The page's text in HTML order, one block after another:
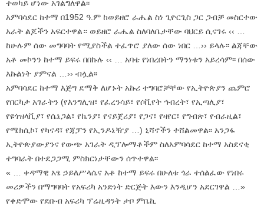
ተወካይ ሆነው አገልግለዋል፡፡
አምባሳደር ከተማ በ1952 ዓ.ም ከወይዘሮ ራሔል ስነ ጊዮርጊስ ጋር ጋብቻ መስርተው
አራት ልጆችን አፍርተዋል። ወይዘሮ ራሔል ስለባለቤታቸው ባህርይ ሲናገሩ ‹‹ …
ከሁሉም ሰው መግባባት የሚያስችል ተፈጥሮ ያለው ሰው ነበር …›› ይላሉ፡፡ ልጃቸው
አቶ መኮንን ከተማ ይፍሩ በበኩሉ ‹‹ … አባቴ የነበረበትን ማንነቱን አይረሳም፡፡ በሰው
እኩልነት ያምናል …›› ብሏል፡፡
አምባሳደር ከተማ እጅግ ደማቅ ለሆኑት አኩሪ ተግባሮቻቸው የኢትዮጵያን ጨምሮ
የበርካታ አገራትን (የእንግሊዝ፣ የፈረንሳይ፣ የሶቪየት ኅብረት፣ የኢጣሊያ፣
የዩጎዝላቪያ፣ የሴኔጋል፣ የኬንያ፣ የናይጀሪያ፣ የጋና፣ የዛየር፣ የግብጽ፣ የብራዚል፣
የሜክሲኮ፣ የካናዳ፣ የጃፓን የኢንዶኔዥያ …) ኒሻኖችን ተሸልመዋል፡፡ አንጋፋ
ኢትዮጵያውያንና የውጭ አገራት ዲፕሎማቶችም ስለአምባሳደር ከተማ አስደናቂ
ተግባራት በተደጋጋሚ ምስክርነታቸውን ሰጥተዋል፡፡
« … ቀዳማዊ አፄ ኃይለሥላሴና አቶ ከተማ ይፍሩ በሁለቱ ጎራ ተሰልፈው የነበሩ
መሪዎችን በማግባባት የአፍሪካ አንድነት ድርጅት እውን እንዲሆን አደርገዋል …»
የቀድሞው የደቡብ አፍሪካ ፕሬዚዳንት ታቦ ምቤኪ